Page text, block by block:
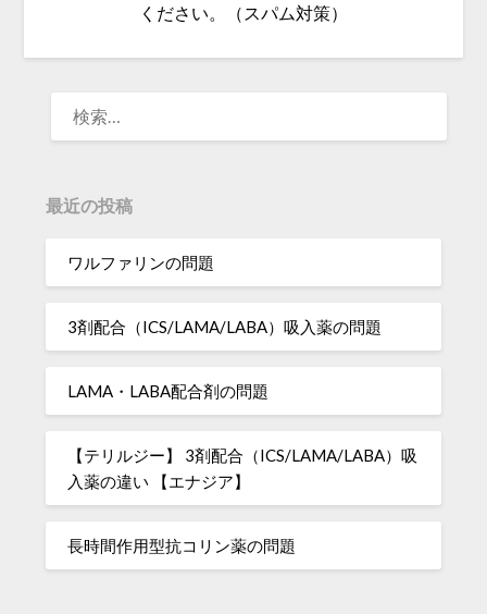
ください。（スパム対策）
最近の投稿
ワルファリンの問題
3剤配合（ICS/LAMA/LABA）吸入薬の問題
LAMA・LABA配合剤の問題
【テリルジー】 3剤配合（ICS/LAMA/LABA）吸
入薬の違い 【エナジア】
長時間作用型抗コリン薬の問題